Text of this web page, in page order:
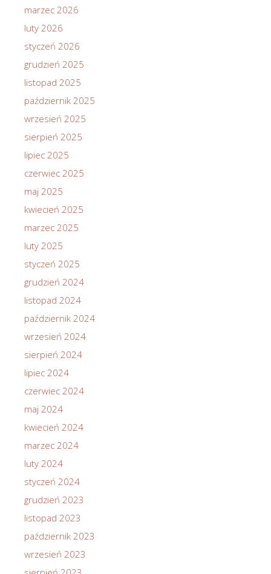
marzec 2026
luty 2026
styczeń 2026
grudzień 2025
listopad 2025
październik 2025
wrzesień 2025
sierpień 2025
lipiec 2025
czerwiec 2025
maj 2025
kwiecień 2025
marzec 2025
luty 2025
styczeń 2025
grudzień 2024
listopad 2024
październik 2024
wrzesień 2024
sierpień 2024
lipiec 2024
czerwiec 2024
maj 2024
kwiecień 2024
marzec 2024
luty 2024
styczeń 2024
grudzień 2023
listopad 2023
październik 2023
wrzesień 2023